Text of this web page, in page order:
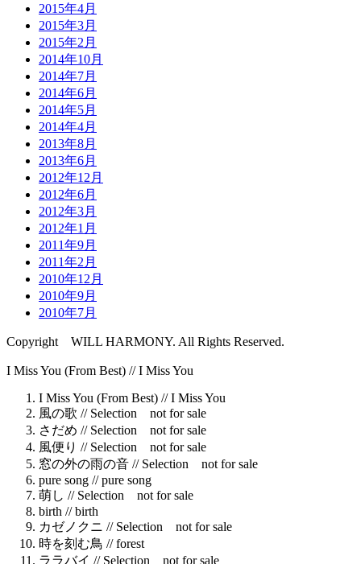
2015年4月
2015年3月
2015年2月
2014年10月
2014年7月
2014年6月
2014年5月
2014年4月
2013年8月
2013年6月
2012年12月
2012年6月
2012年3月
2012年1月
2011年9月
2011年2月
2010年12月
2010年9月
2010年7月
Copyright WILL HARMONY. All Rights Reserved.
I Miss You (From Best) //I Miss You
I Miss You (From Best) //I Miss You
風の歌 // Selection not for sale
さだめ // Selection not for sale
風便り // Selection not for sale
窓の外の雨の音 // Selection not for sale
pure song //pure song
萌し // Selection not for sale
birth //birth
カゼノクニ // Selection not for sale
時を刻む鳥 //forest
ララバイ // Selection not for sale